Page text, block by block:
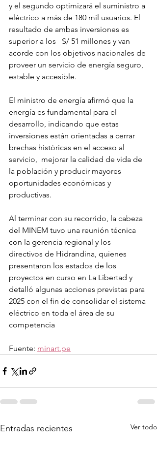
y el segundo optimizará el suministro a
eléctrico a más de 180 mil usuarios. El
resultado de ambas inversiones es
superior a los   S/ 51 millones y van
acorde con los objetivos nacionales de
proveer un servicio de energía seguro,
estable y accesible.
El ministro de energía afirmó que la
energía es fundamental para el
desarrollo, indicando que estas
inversiones están orientadas a cerrar
brechas históricas en el acceso al
servicio,  mejorar la calidad de vida de
la población y producir mayores
oportunidades económicas y
productivas.
Al terminar con su recorrido, la cabeza
del MINEM tuvo una reunión técnica
con la gerencia regional y los
directivos de Hidrandina, quienes
presentaron los estados de los
proyectos en curso en La Libertad y
detalló algunas acciones previstas para
2025 con el fin de consolidar el sistema
eléctrico en toda el área de su
competencia
Fuente: minart.pe
Entradas recientes Ver todo